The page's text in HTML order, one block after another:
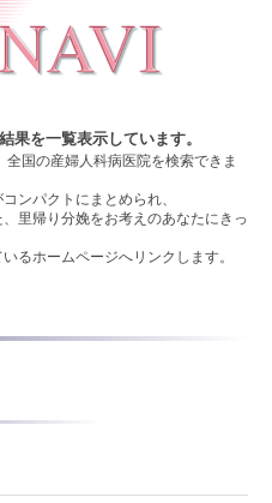
果を一覧表示しています。
国の産婦人科病医院を検索できま
ンパクトにまとめられ、
里帰り分娩をお考えのあなたにきっ
るホームページへリンクします。